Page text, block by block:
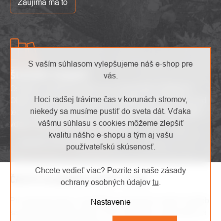
S vaším súhlasom vylepšujeme náš e-shop pre
vás.
Hoci radšej trávime čas v korunách stromov,
niekedy sa musíme pustiť do sveta dát. Vďaka
vášmu súhlasu s cookies môžeme zlepšiť
kvalitu nášho e-shopu a tým aj vašu
používateľskú skúsenosť.
Chcete vedieť viac? Pozrite si naše zásady
ochrany osobných údajov tu
Nastavenie
Zaujíma ma to
Objevte náš slovník pojmov a získajte jasný prehľad nad
technickými termínmi. Učte sa a porozumite s pohodlím
vďaka nášmu užitočnému slovníku.
ČASTO KLADENÉ OTÁZKY (FAQ)
Pre jednoduchšie a rýchlejšie pochopenie našich služieb